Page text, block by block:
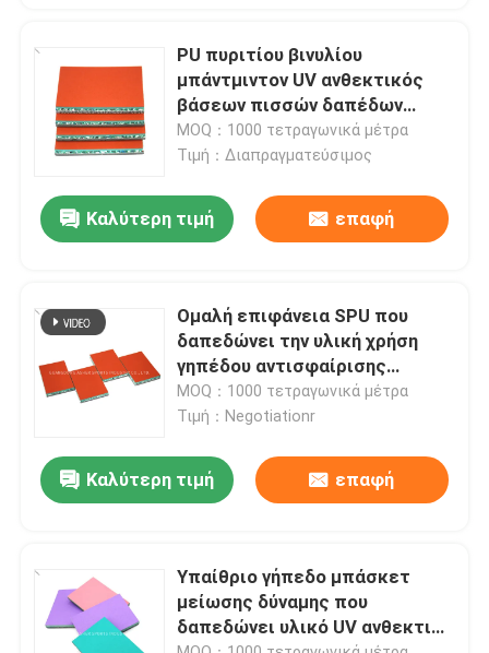
Προϊόντα
Βίντεο
Σχετικά με εμάς
Ποιοτικός έλεγχος
Ειδήσεις
Υποθέσεις
Ζητήστε μια προσφορά
PU πυριτίου βινυλίου
μπάντμιντον UV ανθεκτικός
βάσεων πισσών δαπέδων
δικαστηρίου λαστιχένιος
MOQ：1000 τετραγωνικά μέτρα
Τιμή：Διαπραγματεύσιμος
Καλύτερη τιμή επαφή
Ομαλή επιφάνεια SPU που
δαπεδώνει την υλική χρήση
γηπέδου αντισφαίρισης
πάχους 3mm
MOQ：1000 τετραγωνικά μέτρα
Τιμή：Negotiationr
Καλύτερη τιμή επαφή
Υπαίθριο γήπεδο μπάσκετ
μείωσης δύναμης που
δαπεδώνει υλικό UV ανθεκτικό